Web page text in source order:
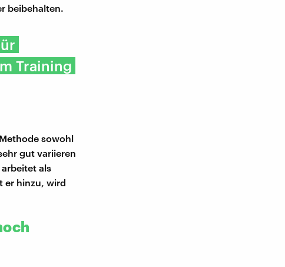
beibehalten.
Training
sowohl
gut variieren
als
er hinzu, wird